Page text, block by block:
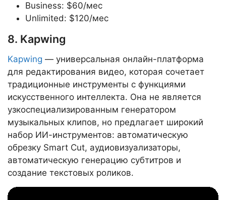
Business: $60/мес
Unlimited: $120/мес
8. Kapwing
Kapwing — универсальная онлайн-платформа
для редактирования видео, которая сочетает
традиционные инструменты с функциями
искусственного интеллекта. Она не является
узкоспециализированным генератором
музыкальных клипов, но предлагает широкий
набор ИИ-инструментов: автоматическую
обрезку Smart Cut, аудиовизуализаторы,
автоматическую генерацию субтитров и
создание текстовых роликов.